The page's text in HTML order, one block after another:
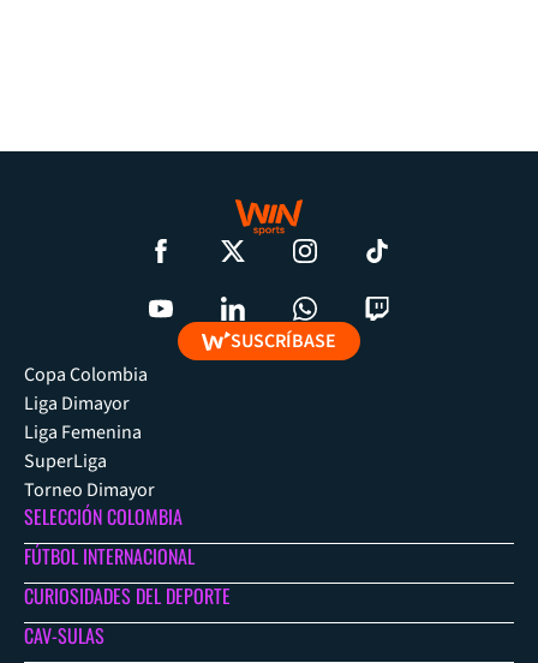
SUSCRÍBASE
Copa Colombia
Liga Dimayor
Liga Femenina
SuperLiga
Torneo Dimayor
SELECCIÓN COLOMBIA
FÚTBOL INTERNACIONAL
CURIOSIDADES DEL DEPORTE
CAV-SULAS